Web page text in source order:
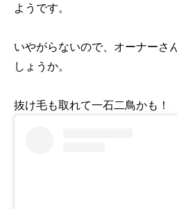
ようです。
いやがらないので、オーナーさ
しょうか。
抜け毛も取れて一石二鳥かも！